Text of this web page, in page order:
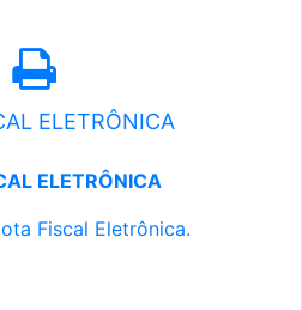
ELETRÔNICA
ELETRÔNICA
Fiscal Eletrônica.